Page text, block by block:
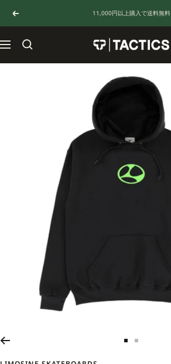
テ
ン
ツ
へ
戻
る
11,000円以上購入で送料無料
ナ
TACTICS
JAPAN
ス
ス